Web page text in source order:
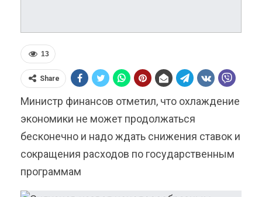
13
Share
Министр финансов отметил, что охлаждение
экономики не может продолжаться
бесконечно и надо ждать снижения ставок и
сокращения расходов по государственным
программам